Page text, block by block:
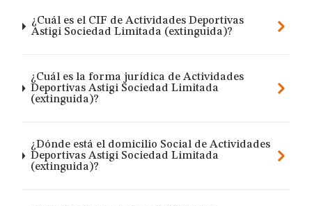
¿Cuál es el CIF de Actividades Deportivas
Astigi Sociedad Limitada (extinguida)?
¿Cuál es la forma jurídica de Actividades
Deportivas Astigi Sociedad Limitada
(extinguida)?
¿Dónde está el domicilio Social de Actividades
Deportivas Astigi Sociedad Limitada
(extinguida)?